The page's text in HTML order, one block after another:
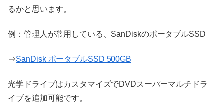
るかと思います。
例：管理人が常用している、SanDiskのポータブルSSD
⇒SanDisk ポータブルSSD 500GB
光学ドライブはカスタマイズでDVDスーパーマルチドラ
イブを追加可能です。